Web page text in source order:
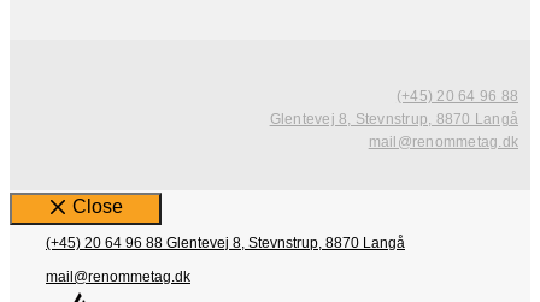
(+45) 20 64 96 88
Glentevej 8, Stevnstrup, 8870 Langå
mail@renommetag.dk
Close
(+45) 20 64 96 88 Glentevej 8, Stevnstrup, 8870 Langå
mail@renommetag.dk